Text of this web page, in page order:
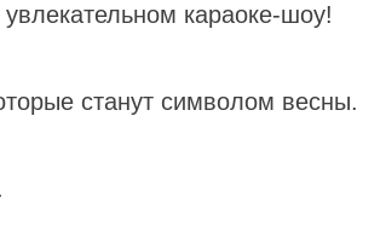
караоке-шоу!
станут символом весны.